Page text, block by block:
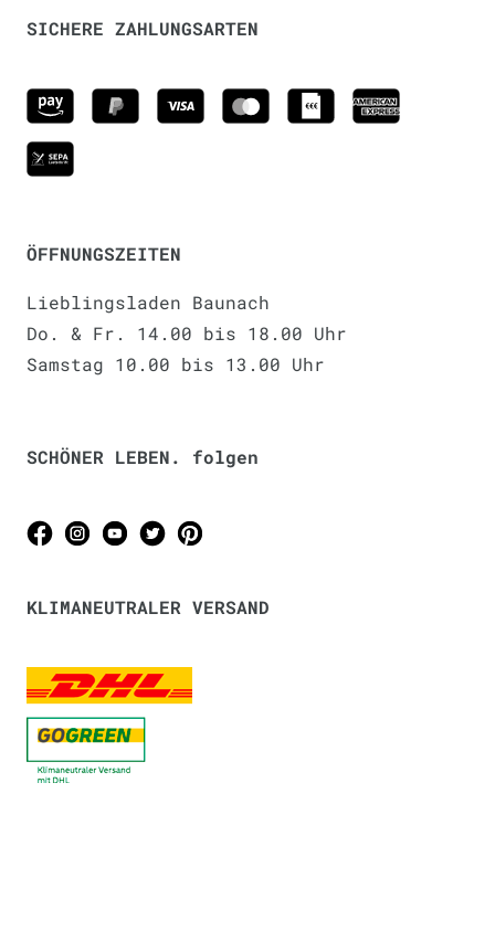
SICHERE ZAHLUNGSARTEN
ÖFFNUNGSZEITEN
Lieblingsladen Baunach
Do. & Fr. 14.00 bis 18.00 Uhr
Samstag 10.00 bis 13.00 Uhr
SCHÖNER LEBEN. folgen
KLIMANEUTRALER VERSAND